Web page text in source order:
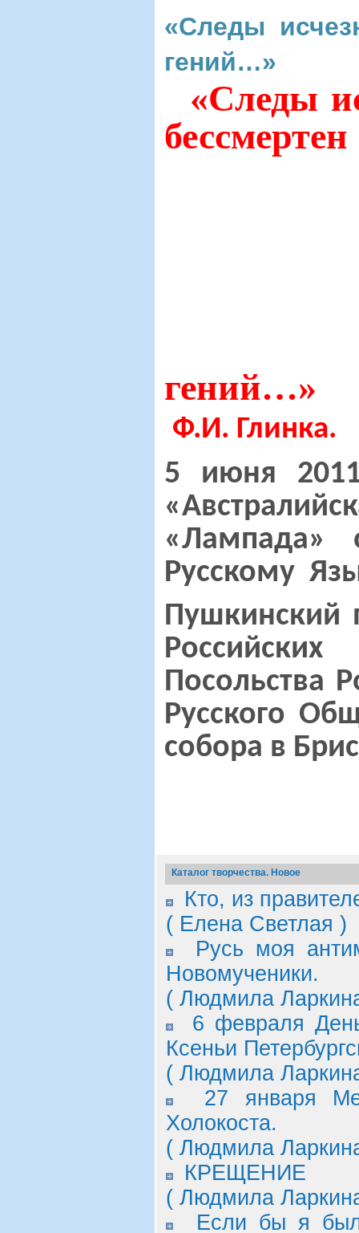
«Следы
гений…»
«Следы
бессмертен
гений…»
Ф.И. Глинка.
5 июня 2011
«Лампада»
Русскому
Пушкинский
Посольства
Русского
собора в
Каталог творчества. Новое
Кто, из
( Елена Светлая )
Русь моя
Новомученики.
( Людмила
6 февраля
Ксеньи
( Людмила
27 января
Холокоста.
( Людмила
КРЕЩЕНИЕ
( Людмила
Если бы я